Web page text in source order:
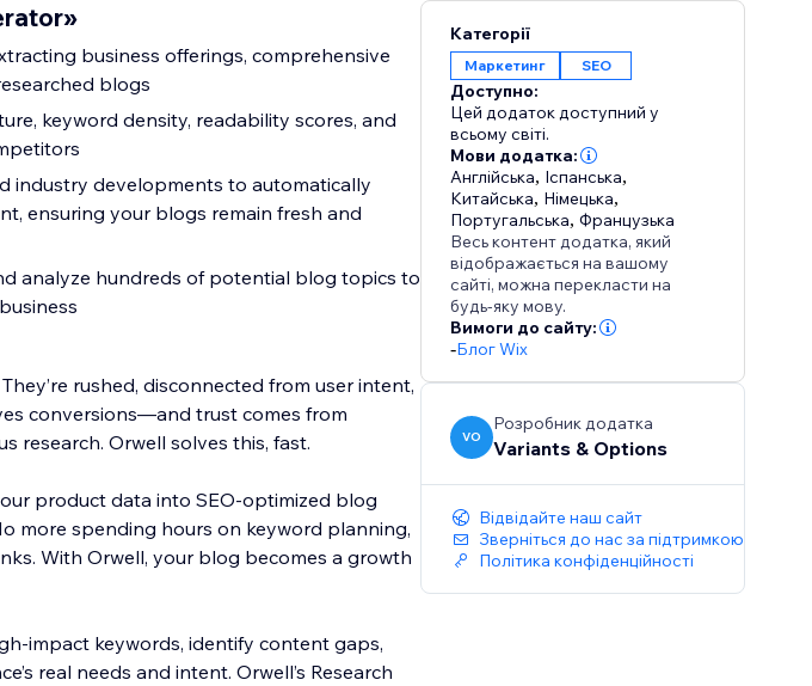
business offerings, comprehensive
blogs
keyword density, readability scores, and
industry developments to automatically
ensuring your blogs remain fresh and
analyze hundreds of potential blog topics to
rushed, disconnected from user intent,
conversions—and trust comes from
research. Orwell solves this, fast.
product data into SEO-optimized blog
more spending hours on keyword planning,
With Orwell, your blog becomes a growth
impact keywords, identify content gaps,
real needs and intent. Orwell’s Research
Категорії
Маркетинг SEO
Доступно:
Цей додаток доступний у
всьому світі.
Мови додатка:
Англійська, Іспанська,
Китайська, Німецька,
Португальська,Французька
Весь контент додатка, який
відображається на вашому
сайті, можна перекласти на
будь-яку мову.
Вимоги до сайту:
-Блог Wix
VO
Розробник додатка
Variants & Options
Відвідайте наш сайт
Зверніться до нас за підтримкою
Політика конфіденційності